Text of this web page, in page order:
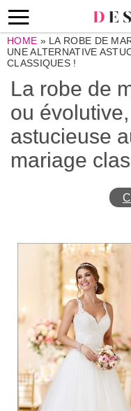
HOME » LA ROBE DE
UNE ALTERNATIVE
CLASSIQUES !
La robe de
ou
astucieuse
mariage